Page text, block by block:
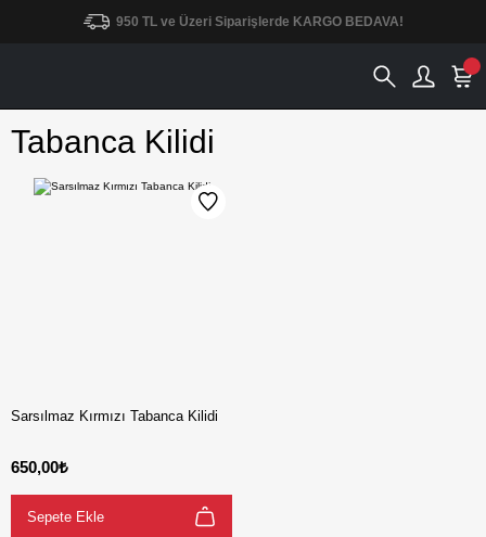
950 TL ve Üzeri Siparişlerde KARGO BEDAVA!
Tabanca Kilidi
Sarsılmaz Kırmızı Tabanca Kilidi
650,00₺
Sepete Ekle